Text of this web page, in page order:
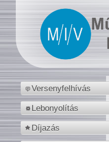
Versenyfelhívás
Lebonyolítás
Díjazás